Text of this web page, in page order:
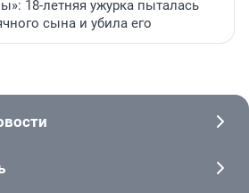
18-летняя ужурка пыталась
сына и убила его